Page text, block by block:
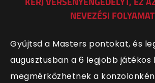
NEVEZÉSI
Gyűjtsd a Masters pontokat, és
augusztusban a 6 legjobb játékos
megmérkőzhetnek a